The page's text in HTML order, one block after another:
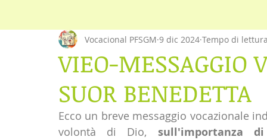
Testimonianze di aspiranti Discernere la Comunità giusta
VIEO-MESSAGGIO
SUOR BENEDETTA
Vocacional PFSGM 9 dic 2024 Tempo di
Ecco un breve messaggio vocazionale
volontà di Dio, sull'importanza